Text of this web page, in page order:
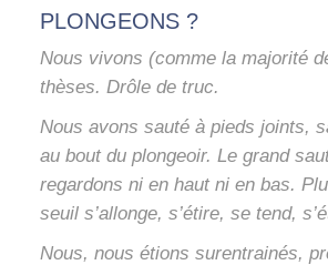
PLONGEONS ?
Nous vivons (comme la majo­ri­té
thèses. Drôle de truc.
Nous avons sau­té à pieds joints,
au bout du plon­geoir. Le grand
regar­dons ni en haut ni en bas.
seuil s’allonge, s’étire, se tend,
Nous, nous étions sur­en­trai­nés,